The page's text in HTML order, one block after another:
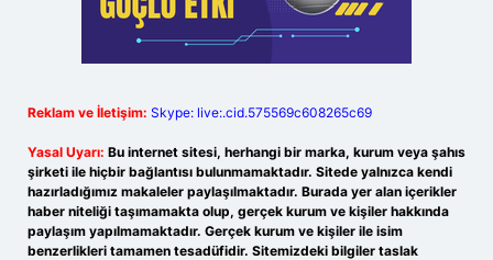
Reklam ve İletişim: Skype: live:.cid.575569c608265c69
Yasal Uyarı: Bu internet sitesi, herhangi bir marka, kurum veya şahıs
şirketi ile hiçbir bağlantısı bulunmamaktadır. Sitede yalnızca kendi
hazırladığımız makaleler paylaşılmaktadır. Burada yer alan içerikler
haber niteliği taşımamakta olup, gerçek kurum ve kişiler hakkında
paylaşım yapılmamaktadır. Gerçek kurum ve kişiler ile isim
benzerlikleri tamamen tesadüfidir. Sitemizdeki bilgiler taslak